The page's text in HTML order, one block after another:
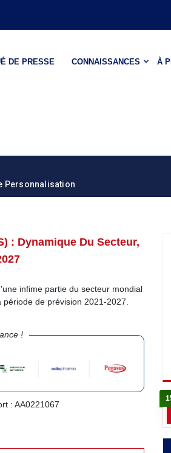
DE PRESSE CONNAISSANCES À
Personnalisation
: Dynamique Du Secteur,
infime partie du secteur mondial
de prévision 2021-2027.
!
: AA0221067